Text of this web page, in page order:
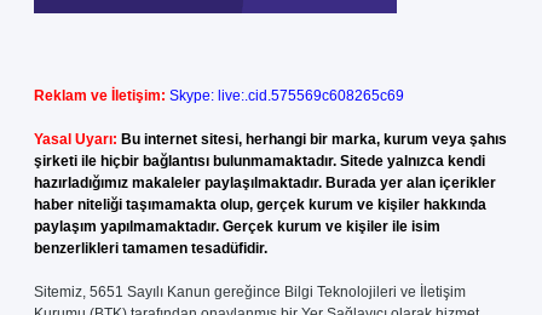
Reklam ve İletişim: Skype: live:.cid.575569c608265c69
Yasal Uyarı: Bu internet sitesi, herhangi bir marka, kurum veya şahıs
şirketi ile hiçbir bağlantısı bulunmamaktadır. Sitede yalnızca kendi
hazırladığımız makaleler paylaşılmaktadır. Burada yer alan içerikler
haber niteliği taşımamakta olup, gerçek kurum ve kişiler hakkında
paylaşım yapılmamaktadır. Gerçek kurum ve kişiler ile isim
benzerlikleri tamamen tesadüfidir.
Sitemiz, 5651 Sayılı Kanun gereğince Bilgi Teknolojileri ve İletişim